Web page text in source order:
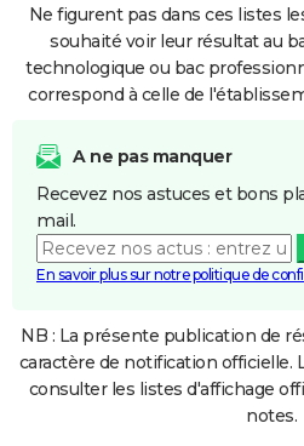
Ne figurent pas dans ces listes
souhaité voir leur résultat au
technologique ou bac
correspond à celle de
A ne pas manquer
Recevez nos astuces et bons
mail.
En savoir plus sur notre politique de
NB : La présente publication de
caractère de notification officielle.
consulter les listes d'affichage
notes.